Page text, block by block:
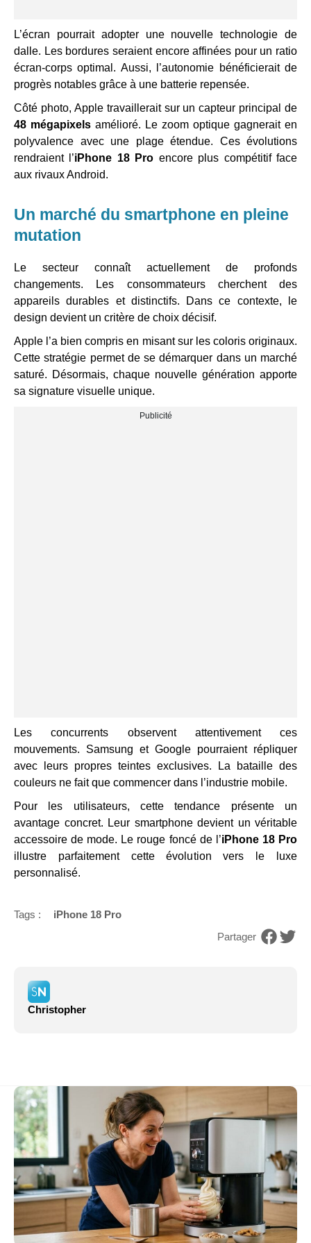
L’écran pourrait adopter une nouvelle technologie de
dalle. Les bordures seraient encore affinées pour un ratio
écran-corps optimal. Aussi, l’autonomie bénéficierait de
progrès notables grâce à une batterie repensée.
Côté photo, Apple travaillerait sur un capteur principal de
48 mégapixels amélioré. Le zoom optique gagnerait en
polyvalence avec une plage étendue. Ces évolutions
rendraient l’iPhone 18 Pro encore plus compétitif face
aux rivaux Android.
Un marché du smartphone en pleine
mutation
Le secteur connaît actuellement de profonds
changements. Les consommateurs cherchent des
appareils durables et distinctifs. Dans ce contexte, le
design devient un critère de choix décisif.
Apple l’a bien compris en misant sur les coloris originaux.
Cette stratégie permet de se démarquer dans un marché
saturé. Désormais, chaque nouvelle génération apporte
sa signature visuelle unique.
Les concurrents observent attentivement ces
mouvements. Samsung et Google pourraient répliquer
avec leurs propres teintes exclusives. La bataille des
couleurs ne fait que commencer dans l’industrie mobile.
Pour les utilisateurs, cette tendance présente un
avantage concret. Leur smartphone devient un véritable
accessoire de mode. Le rouge foncé de l’iPhone 18 Pro
illustre parfaitement cette évolution vers le luxe
personnalisé.
Tags :
iPhone 18 Pro
Partager
Christopher